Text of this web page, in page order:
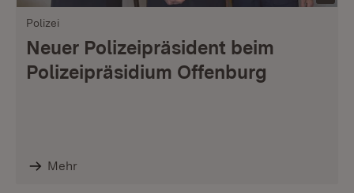
Polizei
Neuer Polizeipräsident beim
Polizeipräsidium Offenburg
Mehr